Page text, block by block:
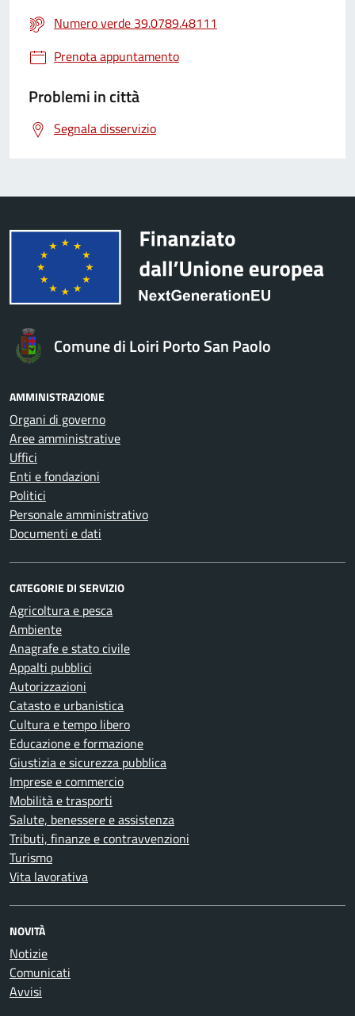
Numero verde 39.0789.48111
Prenota appuntamento
Problemi in città
Segnala disservizio
Comune di Loiri Porto San Paolo
AMMINISTRAZIONE
Organi di governo
Aree amministrative
Uffici
Enti e fondazioni
Politici
Personale amministrativo
Documenti e dati
CATEGORIE DI SERVIZIO
Agricoltura e pesca
Ambiente
Anagrafe e stato civile
Appalti pubblici
Autorizzazioni
Catasto e urbanistica
Cultura e tempo libero
Educazione e formazione
Giustizia e sicurezza pubblica
Imprese e commercio
Mobilità e trasporti
Salute, benessere e assistenza
Tributi, finanze e contravvenzioni
Turismo
Vita lavorativa
NOVITÀ
Notizie
Comunicati
Avvisi